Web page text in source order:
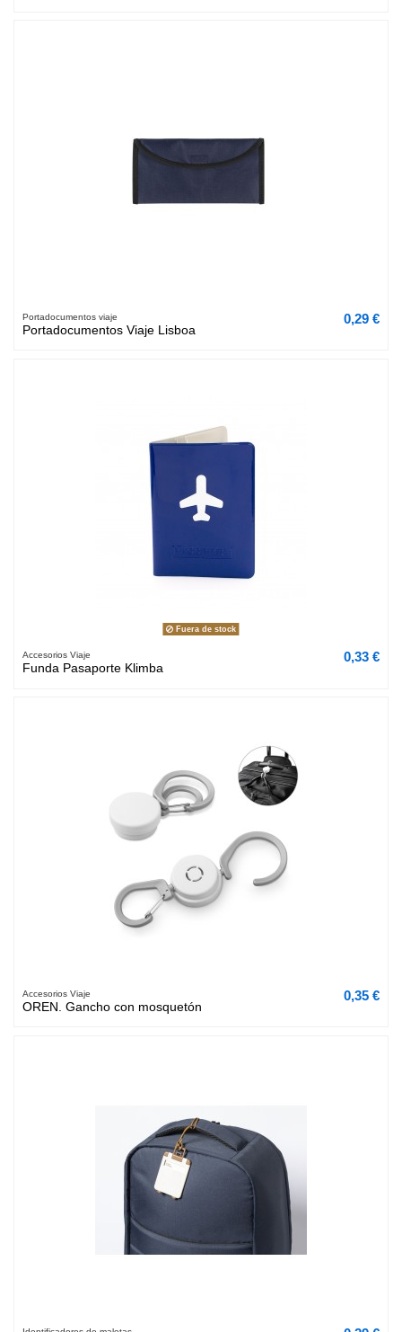
Portadocumentos viaje
Portadocumentos Viaje Lisboa
0,29 €
Fuera de stock
Accesorios Viaje
Funda Pasaporte Klimba
0,33 €
Accesorios Viaje
OREN. Gancho con mosquetón
0,35 €